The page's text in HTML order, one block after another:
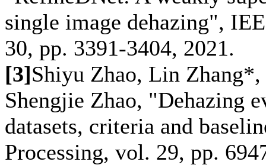
single image dehazing",
30, pp. 3391-3404, 2021.
[3]Shiyu Zhao, Lin
Shengjie Zhao, "Dehazing
datasets, criteria and
Processing, vol. 29, pp.